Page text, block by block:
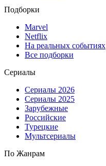
Подборки
Marvel
Netflix
На реальных событиях
Все подборки
Сериалы
Сериалы 2026
Сериалы 2025
Зарубежные
Российские
Турецкие
Мультсериалы
По Жанрам